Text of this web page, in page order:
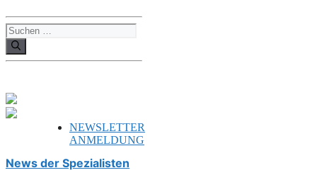
Suchen
nach:
NEWSLETTER
ANMELDUNG
News der Spezialisten